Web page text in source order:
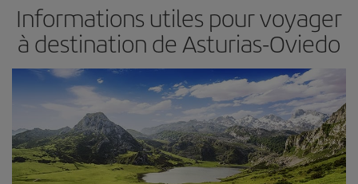
Informations utiles pour voyager
à destination de Asturias-Oviedo